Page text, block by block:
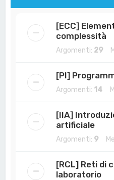
[ECC]
complessità
Argomenti: 29
[PI]
Argomenti: 14
[IIA]
artificiale
Argomenti: 9
[RCL] Reti di
laboratorio